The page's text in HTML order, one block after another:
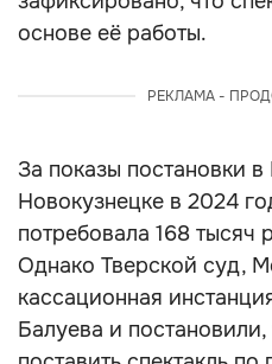
основе её работы.
РЕКЛАМА -
За показы постановки
Новокузнецке в 2024
потребовала 168 тысяч
Однако Тверской суд,
кассационная
Балуева и